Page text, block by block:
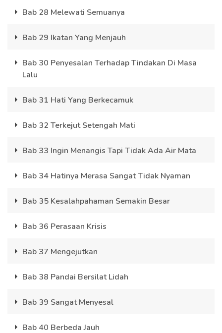
Bab 28 Melewati Semuanya
Bab 29 Ikatan Yang Menjauh
Bab 30 Penyesalan Terhadap Tindakan Di Masa
Lalu
Bab 31 Hati Yang Berkecamuk
Bab 32 Terkejut Setengah Mati
Bab 33 Ingin Menangis Tapi Tidak Ada Air Mata
Bab 34 Hatinya Merasa Sangat Tidak Nyaman
Bab 35 Kesalahpahaman Semakin Besar
Bab 36 Perasaan Krisis
Bab 37 Mengejutkan
Bab 38 Pandai Bersilat Lidah
Bab 39 Sangat Menyesal
Bab 40 Berbeda Jauh